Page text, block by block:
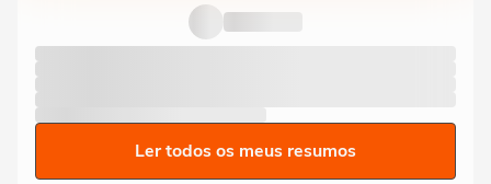
Ler todos os meus resumos